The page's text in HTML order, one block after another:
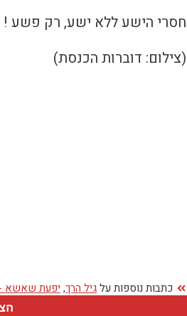
חסרי הישע ללא ישע, רק פשע !
(צילום: דוברות הכנסת)
כתבות נוספות עלגיל הרך, יפעת שאשא -